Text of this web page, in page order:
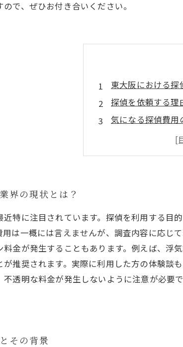
で、ぜひお付き合いください。
東大阪における探
探偵を依頼する理
気になる探偵費用
探偵選びの際に
実際の体験談から
界の現状とは？
特に注目されています。探偵を利用する
は一概には言えませんが、調査内容に応じ
料金が発生することもあります。例えば、
推奨されます。実際に利用した方の体験談
透明な料金が発生しないように注意が必要
その背景